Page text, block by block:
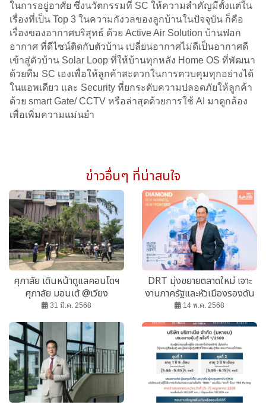
ในการอยู่อาศัย ซึ่งนวัตกรรมที่ SC ให้ความสำคัญมีตั้งแต่ใน
เรื่องที่เป็น Top 3 ในความกังวลของลูกบ้านในปัจจุบัน ก็คือ
เรื่องของอากาศบริสุทธ์ ด้วย Active Air Solution บ้านฟอก
อากาศ ที่ดีไซน์ติดกับตัวบ้าน เปลี่ยนอากาศไม่ดีเป็นอากาศดี
เข้าสู่ตัวบ้าน Solar Loop ที่ให้บ้านทุกหลัง Home OS ที่พัฒนา
ด้วยทีม SC เองเพื่อให้ลูกค้าสะดวกในการควบคุมทุกอย่างได้
ในแอพเดียว และ Security ที่ยกระดับความปลอดภัยให้ลูกค้า
ด้วย smart Gate/ CCTV หรือล่าสุดด้วยการใช้ AI มาดูกล้อง
เพื่อเพิ่มความแม่นยำ
ข่าวอื่นๆ ที่น่าสนใจ
ศุภาลัย เดินหน้าดูแลคอนโดฯ
ศุภาลัย มอนเต้ @เวียง
เชียงใหม่ และศุภาลัย มอนเต้ 2
อย่างเต็มกำลัง หน่วยงานภาค
รัฐ ยืนยันโครงสร้างอาคารไม่
พบความเสียหายแต่อย่างใด
31 มี.ค. 2568
DRT มุ่งขยายตลาดใหม่ เจาะ
งานภาครัฐและหัวเมืองรองดัน
ยอดขาย
14 พ.ค. 2568